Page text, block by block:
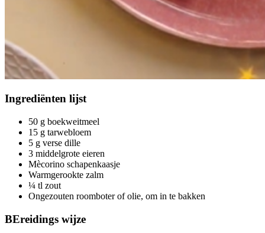
Ingrediënten lijst
50 g boekweitmeel
15 g tarwebloem
5 g verse dille
3 middelgrote eieren
Mècorino schapenkaasje
Warmgerookte zalm
¼ tl zout
Ongezouten roomboter of olie, om in te bakken
BEreidings wijze